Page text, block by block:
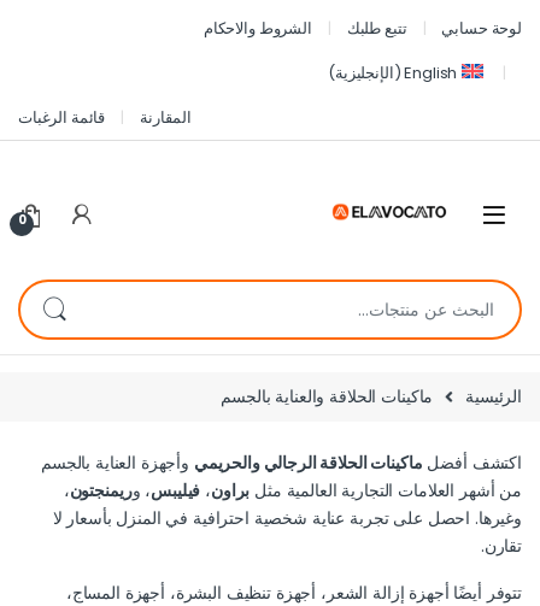
لوحة حسابي تتبع طلبك
الشروط والاحكام
English
(الإنجليزية)
المقارنة
قائمة الرغبات
0
الرئيسية ماكينات الحلاقة والعناية بالجسم
اكتشف أفضل ماكينات الحلاقة الرجالي والحريمي وأجهزة العناية بالجسم
من أشهر العلامات التجارية العالمية مثل براون، فيليبس، وريمنجتون،
وغيرها. احصل على تجربة عناية شخصية احترافية في المنزل بأسعار لا
تقارن.
تتوفر أيضًا أجهزة إزالة الشعر، أجهزة تنظيف البشرة، أجهزة المساج،